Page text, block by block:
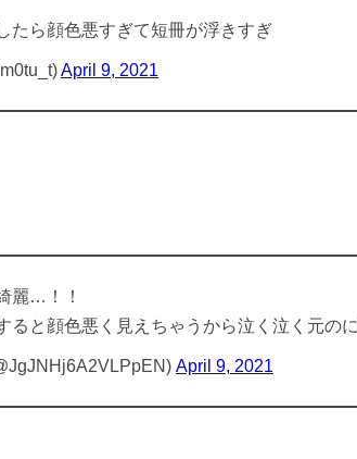
たら顔色悪すぎて短冊が浮きすぎ
April 9, 2021
麗…！！
ると顔色悪く見えちゃうから泣く泣く元の
April 9, 2021